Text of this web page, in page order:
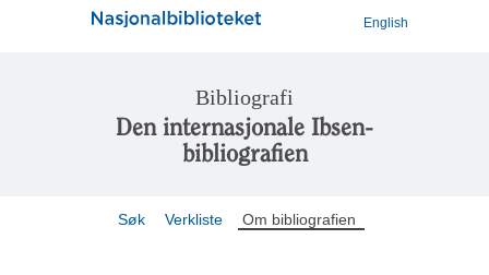
English
Bibliografi
Den internasjonale Ibsen-
bibliografien
Søk Verkliste Om bibliografien